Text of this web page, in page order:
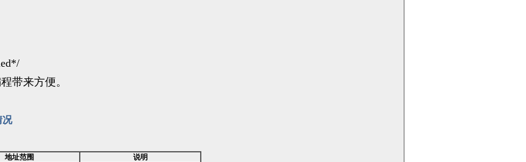
带来方便。
况
地址范围
说明